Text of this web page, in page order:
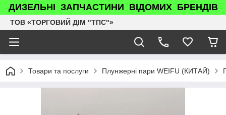
ДИЗЕЛЬНІ ЗАПЧАСТИНИ ВІДОМИХ БРЕНДІВ
ТОВ «ТОРГОВИЙ ДІМ "ТПС"»
Товари та послуги Плунжерні пари WEIFU (КИТАЙ)